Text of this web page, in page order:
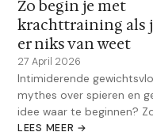
Zo begin je met
krachttraining als
er niks van weet
27 April 2026
Intimiderende
mythes over spieren en
idee waar te beginnen?
pak je krachttraining aan
LEES MEER →